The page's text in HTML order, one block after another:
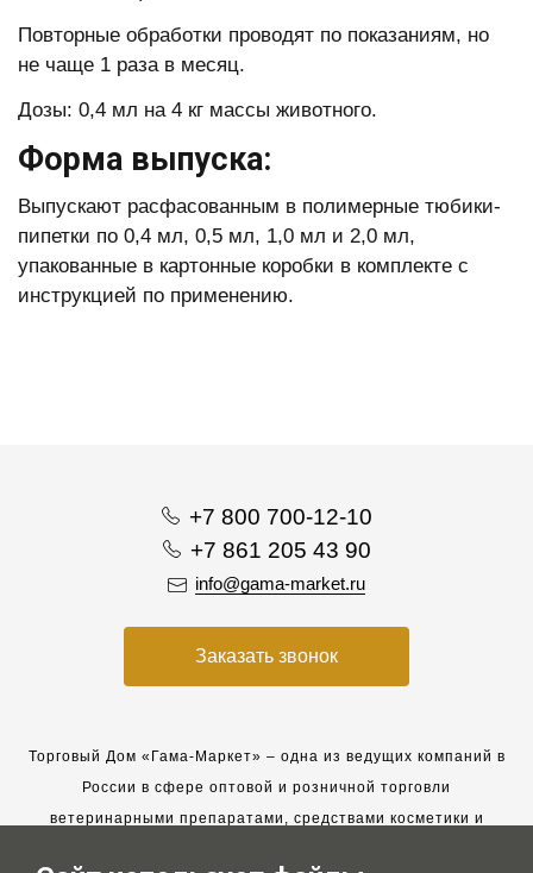
Повторные обработки проводят по показаниям, но
не чаще 1 раза в месяц.
Дозы: 0,4 мл на 4 кг массы животного.
Форма выпуска:
Выпускают расфасованным в полимерные тюбики-
пипетки по 0,4 мл, 0,5 мл, 1,0 мл и 2,0 мл,
упакованные в картонные коробки в комплекте с
инструкцией по применению.
+7 800 700-12-10
+7 861 205 43 90
info@gama-market.ru
Заказать звонок
Торговый Дом «Гама-Маркет» – одна из ведущих компаний в
России в сфере оптовой и розничной торговли
ветеринарными препаратами, средствами косметики и